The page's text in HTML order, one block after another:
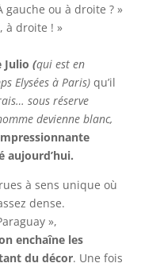
gauche ou à droite ? »
à droite ! »
Julio (qui est en
Elysées à Paris) qu’il
sous réserve
devienne blanc,
aujourd’hui.
à sens unique où
dense.
»,
enchaîne les
du décor. Une fois